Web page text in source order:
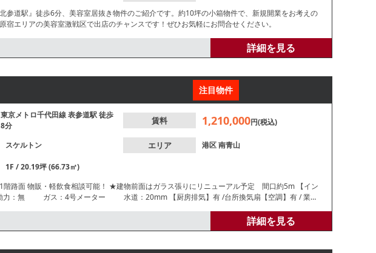
参道駅』徒歩6分、美容室居抜き物件のご紹介です。約10坪の小箱物件で、新規開業をお考えの
宿エリアの美容室激戦区で出店のチャンスです！ぜひお気軽にお問合せください。
詳細を見る
注目物件
東京メトロ千代田線表参道駅徒歩
8分
賃料 1,210,000円(税込)
スケルトン エリア 港区南青山
1F / 20.19坪 (66.73㎡)
路面 物販・軽飲食相談可能！ ★建物前面はガラス張りにリニューアル予定 間口約5m 【イン
：無 ガス：4号メーター 水道：20mm 【厨房排気】有 /台所換気扇【空調】有 / 業務
無し【引渡状態】スケルトン 【間口】約4.9ｍ 【天高】約2.4ｍ ※本紙記載の店舗情報は正
ございません。
詳細を見る